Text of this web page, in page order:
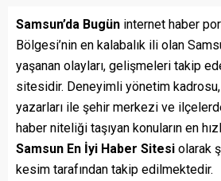
Samsun’da Bugün internet haber
Bölgesi’nin en kalabalık ili olan
yaşanan olayları, gelişmeleri takip
sitesidir. Deneyimli yönetim
yazarları ile şehir merkezi ve
haber niteliği taşıyan konuların en
Samsun En İyi Haber Sitesi olarak
kesim tarafından takip edilmektedir.